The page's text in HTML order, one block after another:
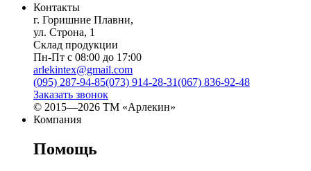
Контакты
г. Горишние Плавни,
ул. Строна, 1
Склад продукции
Пн-Пт с 08:00 до 17:00
arlekintex@gmail.com
(095) 287-94-85(073) 914-28-31(067) 836-92-48
Заказать звонок
© 2015—2026 ТМ «Арлекин»
Компания
Помощь